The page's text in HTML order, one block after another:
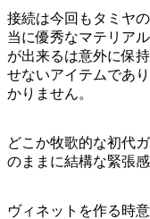
接続は今回もタミヤ
当に優秀なマテリア
が出来るは意外に保
せないアイテムであ
かりません。
どこか牧歌的な初代
のままに結構な緊張
ヴィネットを作る時